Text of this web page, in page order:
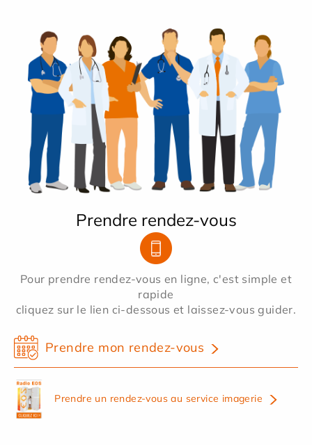
Prendre rendez-vous
Pour prendre rendez-vous en ligne, c'est simple et
rapide
cliquez sur le lien ci-dessous et laissez-vous guider.
Prendre mon rendez-vous
Prendre un rendez-vous au service imagerie